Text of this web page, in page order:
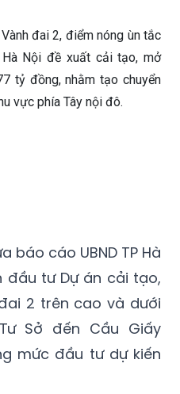
đai 2, điểm nóng ùn tắc
Nội đề xuất cải tạo, mở
tỷ đồng, nhằm tạo chuyển
vực phía Tây nội đô.
báo cáo UBND TP Hà
đầu tư Dự án cải tạo,
2 trên cao và dưới
Sở đến Cầu Giấy
mức đầu tư dự kiến